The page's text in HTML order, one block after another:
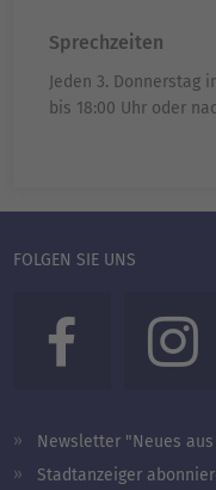
Sprechzeiten
Jeden 3. Donnerstag
bis 18:00 Uhr oder
FOLGEN SIE UNS
Newsletter "Neues
Stadtanzeiger